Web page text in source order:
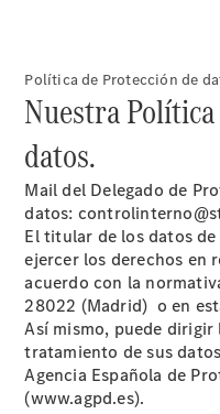
Actualidad
Política de Protección de
Nuestra
datos.
Mail del Delegado de
datos:
El titular de los datos
ejercer los derechos en
acuerdo con la
28022 (Madrid) o en
Así mismo, puede dirigir
tratamiento de sus
Agencia Española de
(www.agpd.es).